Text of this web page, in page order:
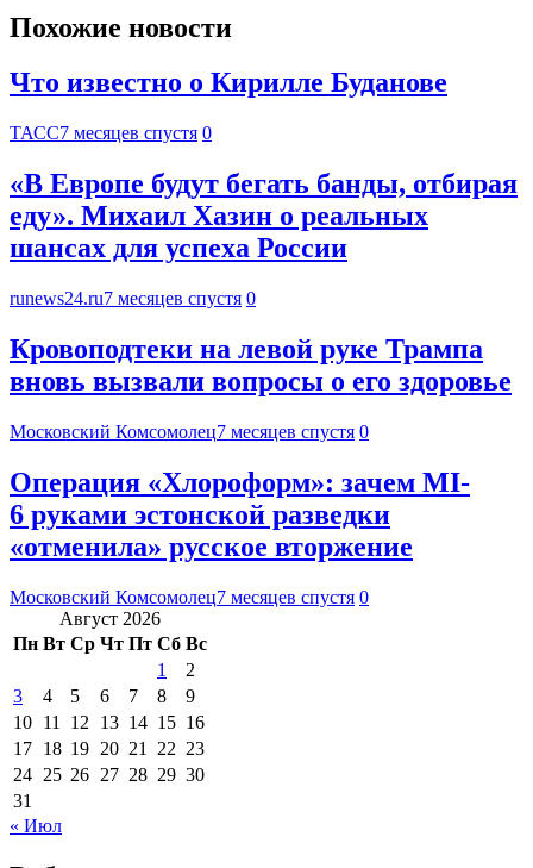
Похожие новости
Что известно о Кирилле Буданове
ТАСС7 месяцев спустя 0
«В Европе будут бегать банды, отбирая
еду». Михаил Хазин о реальных
шансах для успеха России
runews24.ru7 месяцев спустя 0
Кровоподтеки на левой руке Трампа
вновь вызвали вопросы о его здоровье
Московский Комсомолец7 месяцев спустя 0
Операция «Хлороформ»: зачем MI-
6 руками эстонской разведки
«отменила» русское вторжение
Московский Комсомолец7 месяцев спустя 0
Август 2026
Пн Вт Ср Чт Пт Сб Вс
1
2
3
4 5 6 7 8
9
10 11 12 13 14 15 16
17 18 19 20 21 22 23
24 25 26 27 28 29 30
31
« Июл